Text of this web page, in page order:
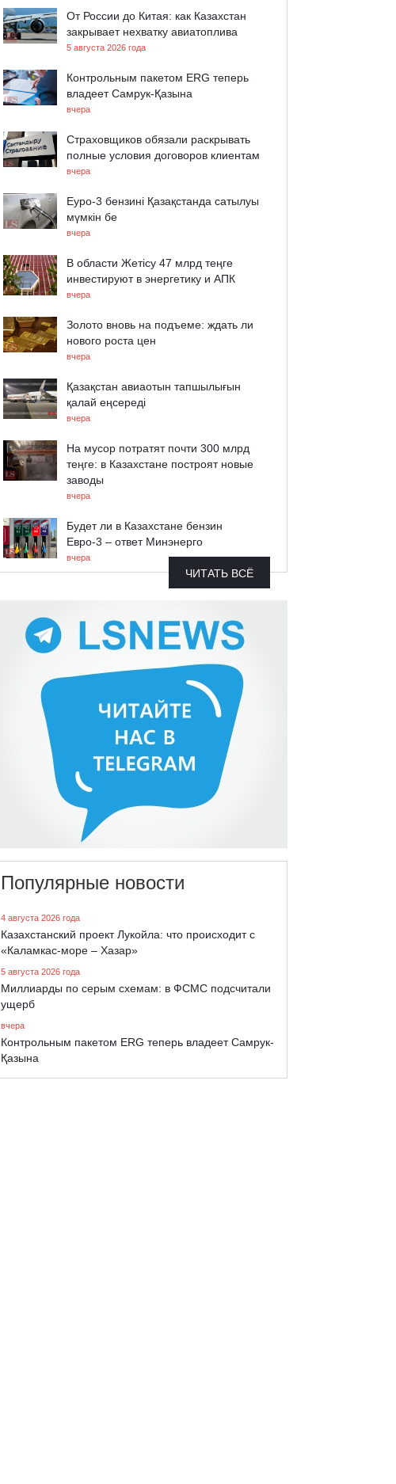
От России до Китая: как Казахстан
закрывает нехватку авиатоплива
5 августа 2026 года
Контрольным пакетом ERG теперь
владеет Самрук-Қазына
вчера
Страховщиков обязали раскрывать
полные условия договоров клиентам
вчера
Еуро-3 бензині Қазақстанда сатылуы
мүмкін бе
вчера
В области Жетісу 47 млрд теңге
инвестируют в энергетику и АПК
вчера
Золото вновь на подъеме: ждать ли
нового роста цен
вчера
Қазақстан авиаотын тапшылығын
қалай еңсереді
вчера
На мусор потратят почти 300 млрд
теңге: в Казахстане построят новые
заводы
вчера
Будет ли в Казахстане бензин
Евро-3 – ответ Минэнерго
вчера
ЧИТАТЬ ВСЁ
Популярные новости
4 августа 2026 года
Казахстанский проект Лукойла: что происходит с
«Каламкас-море – Хазар»
5 августа 2026 года
Миллиарды по серым схемам: в ФСМС подсчитали
ущерб
вчера
Контрольным пакетом ERG теперь владеет Самрук-
Қазына